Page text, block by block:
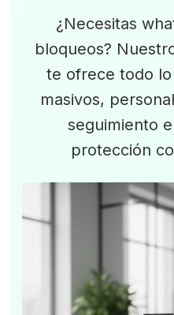
¿Necesitas
bloqueos?
te ofrece todo
masivos,
seguimiento
protección